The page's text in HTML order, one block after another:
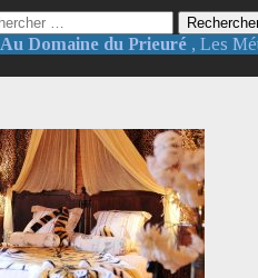
Au Domaine du Prieuré , Les